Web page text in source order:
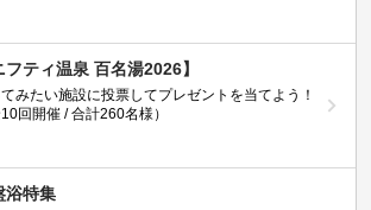
フティ温泉 百名湯2026】
みたい施設に投票してプレゼントを当てよう！
10回開催 / 合計260名様）
浴特集